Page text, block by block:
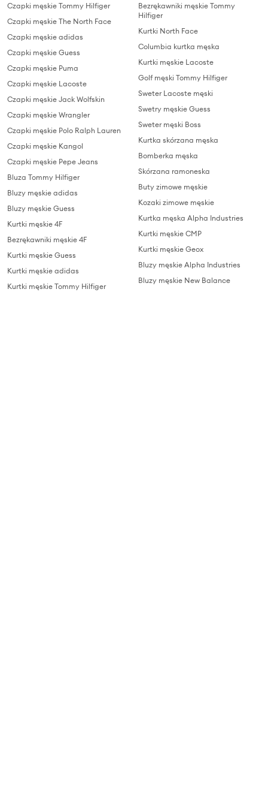
Czapki męskie Tommy Hilfiger
Czapki męskie The North Face
Czapki męskie adidas
Czapki męskie Guess
Czapki męskie Puma
Czapki męskie Lacoste
Czapki męskie Jack Wolfskin
Czapki męskie Wrangler
Czapki męskie Polo Ralph Lauren
Czapki męskie Kangol
Czapki męskie Pepe Jeans
Bluza Tommy Hilfiger
Bluzy męskie adidas
Bluzy męskie Guess
Kurtki męskie 4F
Bezrękawniki męskie 4F
Kurtki męskie Guess
Kurtki męskie adidas
Kurtki męskie Tommy Hilfiger
Bezrękawniki męskie Tommy
Hilfiger
Kurtki North Face
Columbia kurtka męska
Kurtki męskie Lacoste
Golf męski Tommy Hilfiger
Sweter Lacoste męski
Swetry męskie Guess
Sweter męski Boss
Kurtka skórzana męska
Bomberka męska
Skórzana ramoneska
Buty zimowe męskie
Kozaki zimowe męskie
Kurtka męska Alpha Industries
Kurtki męskie CMP
Kurtki męskie Geox
Bluzy męskie Alpha Industries
Bluzy męskie New Balance